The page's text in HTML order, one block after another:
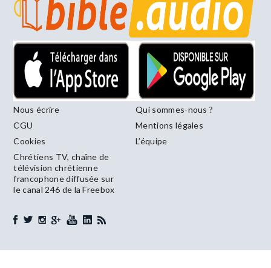
Nous écrire
Qui sommes-nous ?
CGU
Mentions légales
Cookies
L’équipe
Chrétiens TV, chaîne de
télévision chrétienne
francophone diffusée sur
le canal 246 de la Freebox